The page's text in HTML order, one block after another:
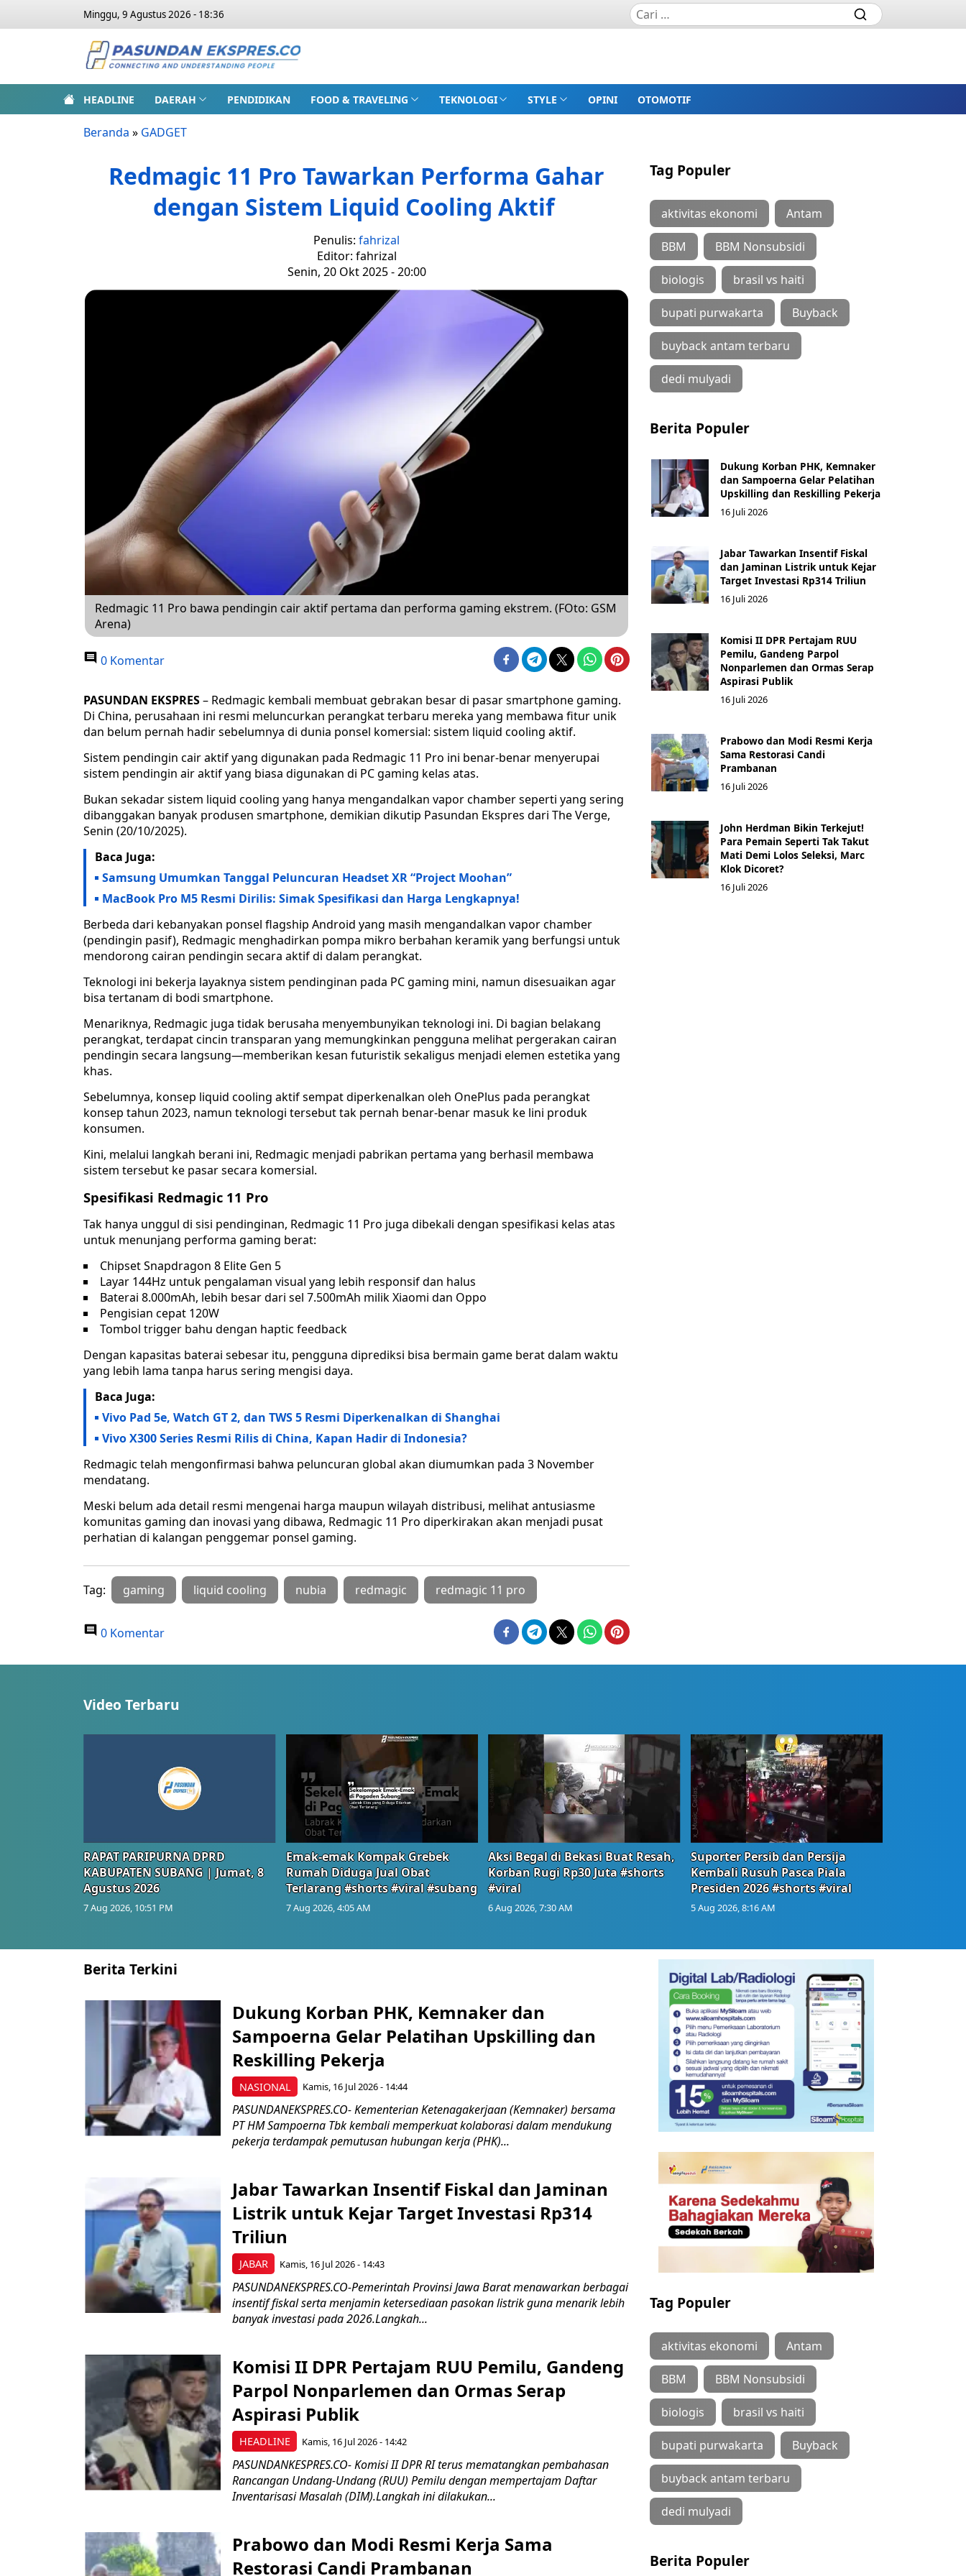
Minggu, 9 Agustus 2026 - 18:36
HEADLINE DAERAH PENDIDIKAN FOOD & TRAVELING TEKNOLOGI STYLE OPINI OTOMOTIF
Beranda » GADGET
Redmagic 11 Pro Tawarkan Performa Gahar
dengan Sistem Liquid Cooling Aktif
Penulis: fahrizal
Editor: fahrizal
Senin, 20 Okt 2025 - 20:00
Redmagic 11 Pro bawa pendingin cair aktif pertama dan performa gaming ekstrem. (FOto: GSM
Arena)
0 Komentar
PASUNDAN EKSPRES– Redmagic kembali membuat gebrakan besar di pasar smartphone gaming.
Di China, perusahaan ini resmi meluncurkan perangkat terbaru mereka yang membawa fitur unik
dan belum pernah hadir sebelumnya di dunia ponsel komersial: sistem liquid cooling aktif.
Sistem pendingin cair aktif yang digunakan pada Redmagic 11 Pro ini benar-benar menyerupai
sistem pendingin air aktif yang biasa digunakan di PC gaming kelas atas.
Bukan sekadar sistem liquid cooling yang hanya mengandalkan vapor chamber seperti yang sering
dibanggakan banyak produsen smartphone, demikian dikutip Pasundan Ekspres dari The Verge,
Senin (20/10/2025).
Baca Juga:
Samsung Umumkan Tanggal Peluncuran Headset XR “Project Moohan”
MacBook Pro M5 Resmi Dirilis: Simak Spesifikasi dan Harga Lengkapnya!
Berbeda dari kebanyakan ponsel flagship Android yang masih mengandalkan vapor chamber
(pendingin pasif), Redmagic menghadirkan pompa mikro berbahan keramik yang berfungsi untuk
mendorong cairan pendingin secara aktif di dalam perangkat.
Teknologi ini bekerja layaknya sistem pendinginan pada PC gaming mini, namun disesuaikan agar
bisa tertanam di bodi smartphone.
Menariknya, Redmagic juga tidak berusaha menyembunyikan teknologi ini. Di bagian belakang
perangkat, terdapat cincin transparan yang memungkinkan pengguna melihat pergerakan cairan
pendingin secara langsung—memberikan kesan futuristik sekaligus menjadi elemen estetika yang
khas.
Sebelumnya, konsep liquid cooling aktif sempat diperkenalkan oleh OnePlus pada perangkat
konsep tahun 2023, namun teknologi tersebut tak pernah benar-benar masuk ke lini produk
konsumen.
Kini, melalui langkah berani ini, Redmagic menjadi pabrikan pertama yang berhasil membawa
sistem tersebut ke pasar secara komersial.
Spesifikasi Redmagic 11 Pro
Tak hanya unggul di sisi pendinginan, Redmagic 11 Pro juga dibekali dengan spesifikasi kelas atas
untuk menunjang performa gaming berat:
Chipset Snapdragon 8 Elite Gen 5
Layar 144Hz untuk pengalaman visual yang lebih responsif dan halus
Baterai 8.000mAh, lebih besar dari sel 7.500mAh milik Xiaomi dan Oppo
Pengisian cepat 120W
Tombol trigger bahu dengan haptic feedback
Dengan kapasitas baterai sebesar itu, pengguna diprediksi bisa bermain game berat dalam waktu
yang lebih lama tanpa harus sering mengisi daya.
Baca Juga:
Vivo Pad 5e, Watch GT 2, dan TWS 5 Resmi Diperkenalkan di Shanghai
Vivo X300 Series Resmi Rilis di China, Kapan Hadir di Indonesia?
Redmagic telah mengonfirmasi bahwa peluncuran global akan diumumkan pada 3 November
mendatang.
Meski belum ada detail resmi mengenai harga maupun wilayah distribusi, melihat antusiasme
komunitas gaming dan inovasi yang dibawa, Redmagic 11 Pro diperkirakan akan menjadi pusat
perhatian di kalangan penggemar ponsel gaming.
Tag: gaming liquid cooling nubia redmagic redmagic 11 pro
0 Komentar
Tag Populer
aktivitas ekonomi Antam
BBM BBM Nonsubsidi
biologis brasil vs haiti
bupati purwakarta Buyback
buyback antam terbaru
dedi mulyadi
Berita Populer
Dukung Korban PHK, Kemnaker
dan Sampoerna Gelar Pelatihan
Upskilling dan Reskilling Pekerja
16 Juli 2026
Jabar Tawarkan Insentif Fiskal
dan Jaminan Listrik untuk Kejar
Target Investasi Rp314 Triliun
16 Juli 2026
Komisi II DPR Pertajam RUU
Pemilu, Gandeng Parpol
Nonparlemen dan Ormas Serap
Aspirasi Publik
16 Juli 2026
Prabowo dan Modi Resmi Kerja
Sama Restorasi Candi
Prambanan
16 Juli 2026
John Herdman Bikin Terkejut!
Para Pemain Seperti Tak Takut
Mati Demi Lolos Seleksi, Marc
Klok Dicoret?
16 Juli 2026
Video Terbaru
RAPAT PARIPURNA DPRD
KABUPATEN SUBANG | Jumat, 8
Agustus 2026
7 Aug 2026, 10:51 PM
Emak-emak Kompak Grebek
Rumah Diduga Jual Obat
Terlarang #shorts #viral #subang
7 Aug 2026, 4:05 AM
Aksi Begal di Bekasi Buat Resah,
Korban Rugi Rp30 Juta #shorts
#viral
6 Aug 2026, 7:30 AM
Suporter Persib dan Persija
Kembali Rusuh Pasca Piala
Presiden 2026 #shorts #viral
5 Aug 2026, 8:16 AM
Berita Terkini
NASIONAL
Dukung Korban PHK, Kemnaker dan
Sampoerna Gelar Pelatihan Upskilling dan
Reskilling Pekerja
Kamis, 16 Jul 2026 - 14:44
PASUNDANEKSPRES.CO- Kementerian Ketenagakerjaan (Kemnaker) bersama
PT HM Sampoerna Tbk kembali memperkuat kolaborasi dalam mendukung
pekerja terdampak pemutusan hubungan kerja (PHK)...
JABAR
Jabar Tawarkan Insentif Fiskal dan Jaminan
Listrik untuk Kejar Target Investasi Rp314
Triliun
Kamis, 16 Jul 2026 - 14:43
PASUNDANEKSPRES.CO-Pemerintah Provinsi Jawa Barat menawarkan berbagai
insentif fiskal serta menjamin ketersediaan pasokan listrik guna menarik lebih
banyak investasi pada 2026.Langkah...
HEADLINE
Komisi II DPR Pertajam RUU Pemilu, Gandeng
Parpol Nonparlemen dan Ormas Serap
Aspirasi Publik
Kamis, 16 Jul 2026 - 14:42
PASUNDANKESPRES.CO- Komisi II DPR RI terus mematangkan pembahasan
Rancangan Undang-Undang (RUU) Pemilu dengan mempertajam Daftar
Inventarisasi Masalah (DIM).Langkah ini dilakukan...
Prabowo dan Modi Resmi Kerja Sama
Restorasi Candi Prambanan
Tag Populer
aktivitas ekonomi Antam
BBM BBM Nonsubsidi
biologis brasil vs haiti
bupati purwakarta Buyback
buyback antam terbaru
dedi mulyadi
Berita Populer